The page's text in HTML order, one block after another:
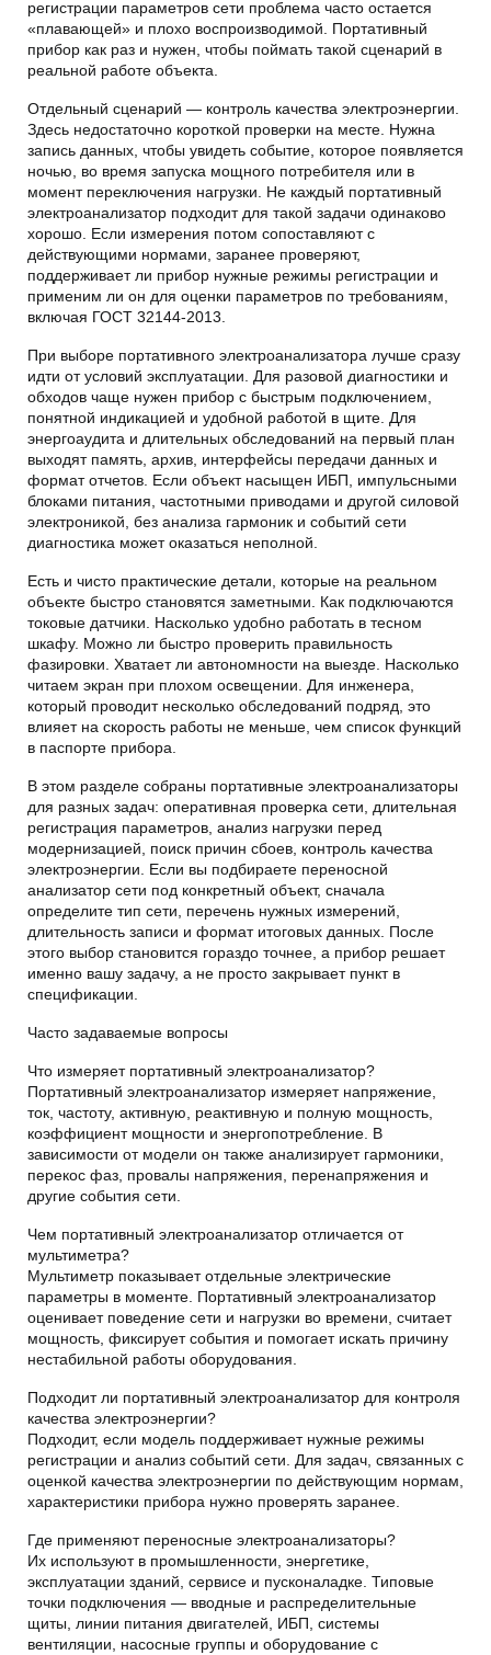
регистрации параметров сети проблема часто остается
«плавающей» и плохо воспроизводимой. Портативный
прибор как раз и нужен, чтобы поймать такой сценарий в
реальной работе объекта.
Отдельный сценарий — контроль качества электроэнергии.
Здесь недостаточно короткой проверки на месте. Нужна
запись данных, чтобы увидеть событие, которое появляется
ночью, во время запуска мощного потребителя или в
момент переключения нагрузки. Не каждый портативный
электроанализатор подходит для такой задачи одинаково
хорошо. Если измерения потом сопоставляют с
действующими нормами, заранее проверяют,
поддерживает ли прибор нужные режимы регистрации и
применим ли он для оценки параметров по требованиям,
включая ГОСТ 32144-2013.
При выборе портативного электроанализатора лучше сразу
идти от условий эксплуатации. Для разовой диагностики и
обходов чаще нужен прибор с быстрым подключением,
понятной индикацией и удобной работой в щите. Для
энергоаудита и длительных обследований на первый план
выходят память, архив, интерфейсы передачи данных и
формат отчетов. Если объект насыщен ИБП, импульсными
блоками питания, частотными приводами и другой силовой
электроникой, без анализа гармоник и событий сети
диагностика может оказаться неполной.
Есть и чисто практические детали, которые на реальном
объекте быстро становятся заметными. Как подключаются
токовые датчики. Насколько удобно работать в тесном
шкафу. Можно ли быстро проверить правильность
фазировки. Хватает ли автономности на выезде. Насколько
читаем экран при плохом освещении. Для инженера,
который проводит несколько обследований подряд, это
влияет на скорость работы не меньше, чем список функций
в паспорте прибора.
В этом разделе собраны портативные электроанализаторы
для разных задач: оперативная проверка сети, длительная
регистрация параметров, анализ нагрузки перед
модернизацией, поиск причин сбоев, контроль качества
электроэнергии. Если вы подбираете переносной
анализатор сети под конкретный объект, сначала
определите тип сети, перечень нужных измерений,
длительность записи и формат итоговых данных. После
этого выбор становится гораздо точнее, а прибор решает
именно вашу задачу, а не просто закрывает пункт в
спецификации.
Часто задаваемые вопросы
Что измеряет портативный электроанализатор?
Портативный электроанализатор измеряет напряжение,
ток, частоту, активную, реактивную и полную мощность,
коэффициент мощности и энергопотребление. В
зависимости от модели он также анализирует гармоники,
перекос фаз, провалы напряжения, перенапряжения и
другие события сети.
Чем портативный электроанализатор отличается от
мультиметра?
Мультиметр показывает отдельные электрические
параметры в моменте. Портативный электроанализатор
оценивает поведение сети и нагрузки во времени, считает
мощность, фиксирует события и помогает искать причину
нестабильной работы оборудования.
Подходит ли портативный электроанализатор для контроля
качества электроэнергии?
Подходит, если модель поддерживает нужные режимы
регистрации и анализ событий сети. Для задач, связанных с
оценкой качества электроэнергии по действующим нормам,
характеристики прибора нужно проверять заранее.
Где применяют переносные электроанализаторы?
Их используют в промышленности, энергетике,
эксплуатации зданий, сервисе и пусконаладке. Типовые
точки подключения — вводные и распределительные
щиты, линии питания двигателей, ИБП, системы
вентиляции, насосные группы и оборудование с